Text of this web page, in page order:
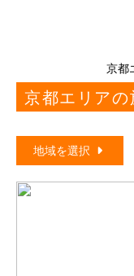
京都
京都エリアの
地域を選択